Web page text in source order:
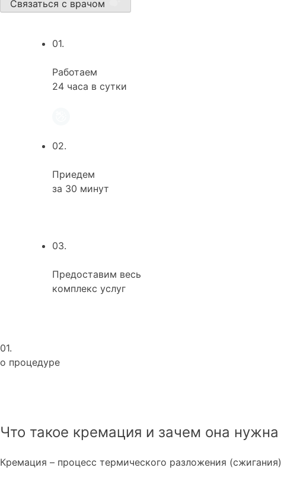
Связаться с врачом
01.
Работаем
24 часа в сутки
02.
Приедем
за 30 минут
03.
Предоставим весь
комплекс услуг
01.
о процедуре
Что такое кремация и зачем она нужна
Кремация – процесс термического разложения